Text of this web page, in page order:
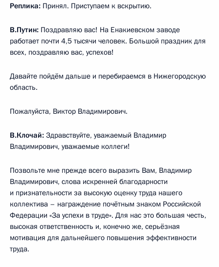
Реплика: Принял. Приступаем к вскрытию.
В.Путин: Поздравляю вас! На Енакиевском заводе
работает почти 4,5 тысячи человек. Большой праздник для
всех, поздравляю вас, успехов!
Давайте пойдём дальше и перебираемся в Нижегородскую
область.
Пожалуйста, Виктор Владимирович.
В.Клочай: Здравствуйте, уважаемый Владимир
Владимирович, уважаемые коллеги!
Позвольте мне прежде всего выразить Вам, Владимир
Владимирович, слова искренней благодарности
и признательности за высокую оценку труда нашего
коллектива – награждение почётным знаком Российской
Федерации «За успехи в труде». Для нас это большая честь,
высокая ответственность и, конечно же, серьёзная
мотивация для дальнейшего повышения эффективности
труда.